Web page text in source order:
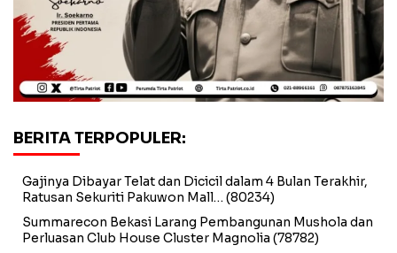
BERITA TERPOPULER:
Gajinya Dibayar Telat dan Dicicil dalam 4 Bulan Terakhir,
Ratusan Sekuriti Pakuwon Mall… (80234)
Summarecon Bekasi Larang Pembangunan Mushola dan
Perluasan Club House Cluster Magnolia (78782)